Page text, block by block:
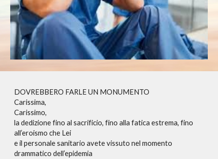
DOVREBBERO FARLE UN MONUMENTO
Carissima,
Carissimo,
la dedizione fino al sacrificio, fino alla fatica estrema, fino
all’eroismo che Lei
e il personale sanitario avete vissuto nel momento
drammatico dell’epidemia